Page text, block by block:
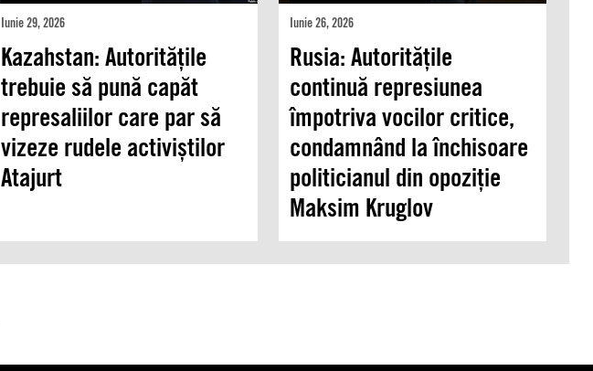
Iunie 29, 2026
Kazahstan: Autoritățile
trebuie să pună capăt
represaliilor care par să
vizeze rudele activiștilor
Atajurt
Iunie 26, 2026
Rusia: Autoritățile
continuă represiunea
împotriva vocilor critice,
condamnând la închisoare
politicianul din opoziție
Maksim Kruglov